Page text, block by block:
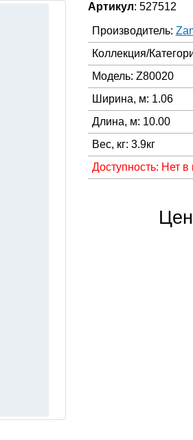
Артикул: 527512
Производитель:
Коллекция/
Модель: Z80020
Ширина, м: 1.06
Длина, м: 10.00
Вес, кг: 3.9кг
Доступность: Нет в